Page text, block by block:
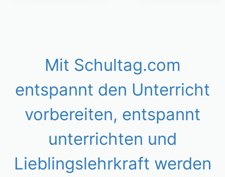
Mit Schultag.com
entspannt den Unterricht
vorbereiten, entspannt
unterrichten und
Lieblingslehrkraft werden